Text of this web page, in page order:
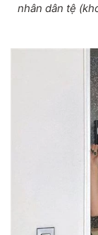
nhân dân tệ